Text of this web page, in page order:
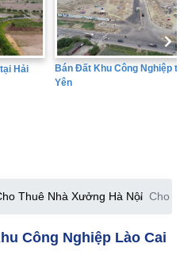
Bán Đất Khu Công Nghiệp tại Hưng
Thuê Nhà Xưởng Hà Nội Cho
Công Nghiệp Lào Cai